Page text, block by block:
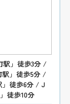
駅」徒歩3分 /
駅」徒歩5分 /
」徒歩6分 / J
徒歩10分